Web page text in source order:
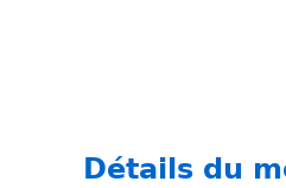
Détails du